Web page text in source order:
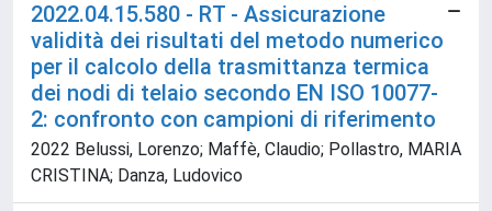
2022.04.15.580 - RT - Assicurazione
validità dei risultati del metodo numerico
per il calcolo della trasmittanza termica
dei nodi di telaio secondo EN ISO 10077-
2: confronto con campioni di riferimento
2022 Belussi, Lorenzo; Maffè, Claudio; Pollastro, MARIA
CRISTINA; Danza, Ludovico